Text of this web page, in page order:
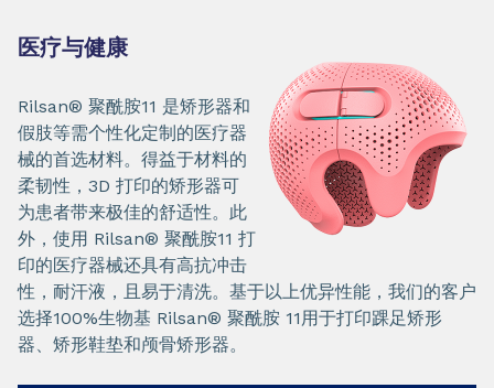
医疗与健康
Rilsan® 聚酰胺11 是矫形器和
假肢等需个性化定制的医疗器
械的首选材料。得益于材料的
柔韧性，3D 打印的矫形器可
为患者带来极佳的舒适性。此
外，使用 Rilsan® 聚酰胺11 打
印的医疗器械还具有高抗冲击
性，耐汗液，且易于清洗。基于以上优异性能，我们的客户
选择100%生物基 Rilsan® 聚酰胺 11用于打印踝足矫形
器、矫形鞋垫和颅骨矫形器。